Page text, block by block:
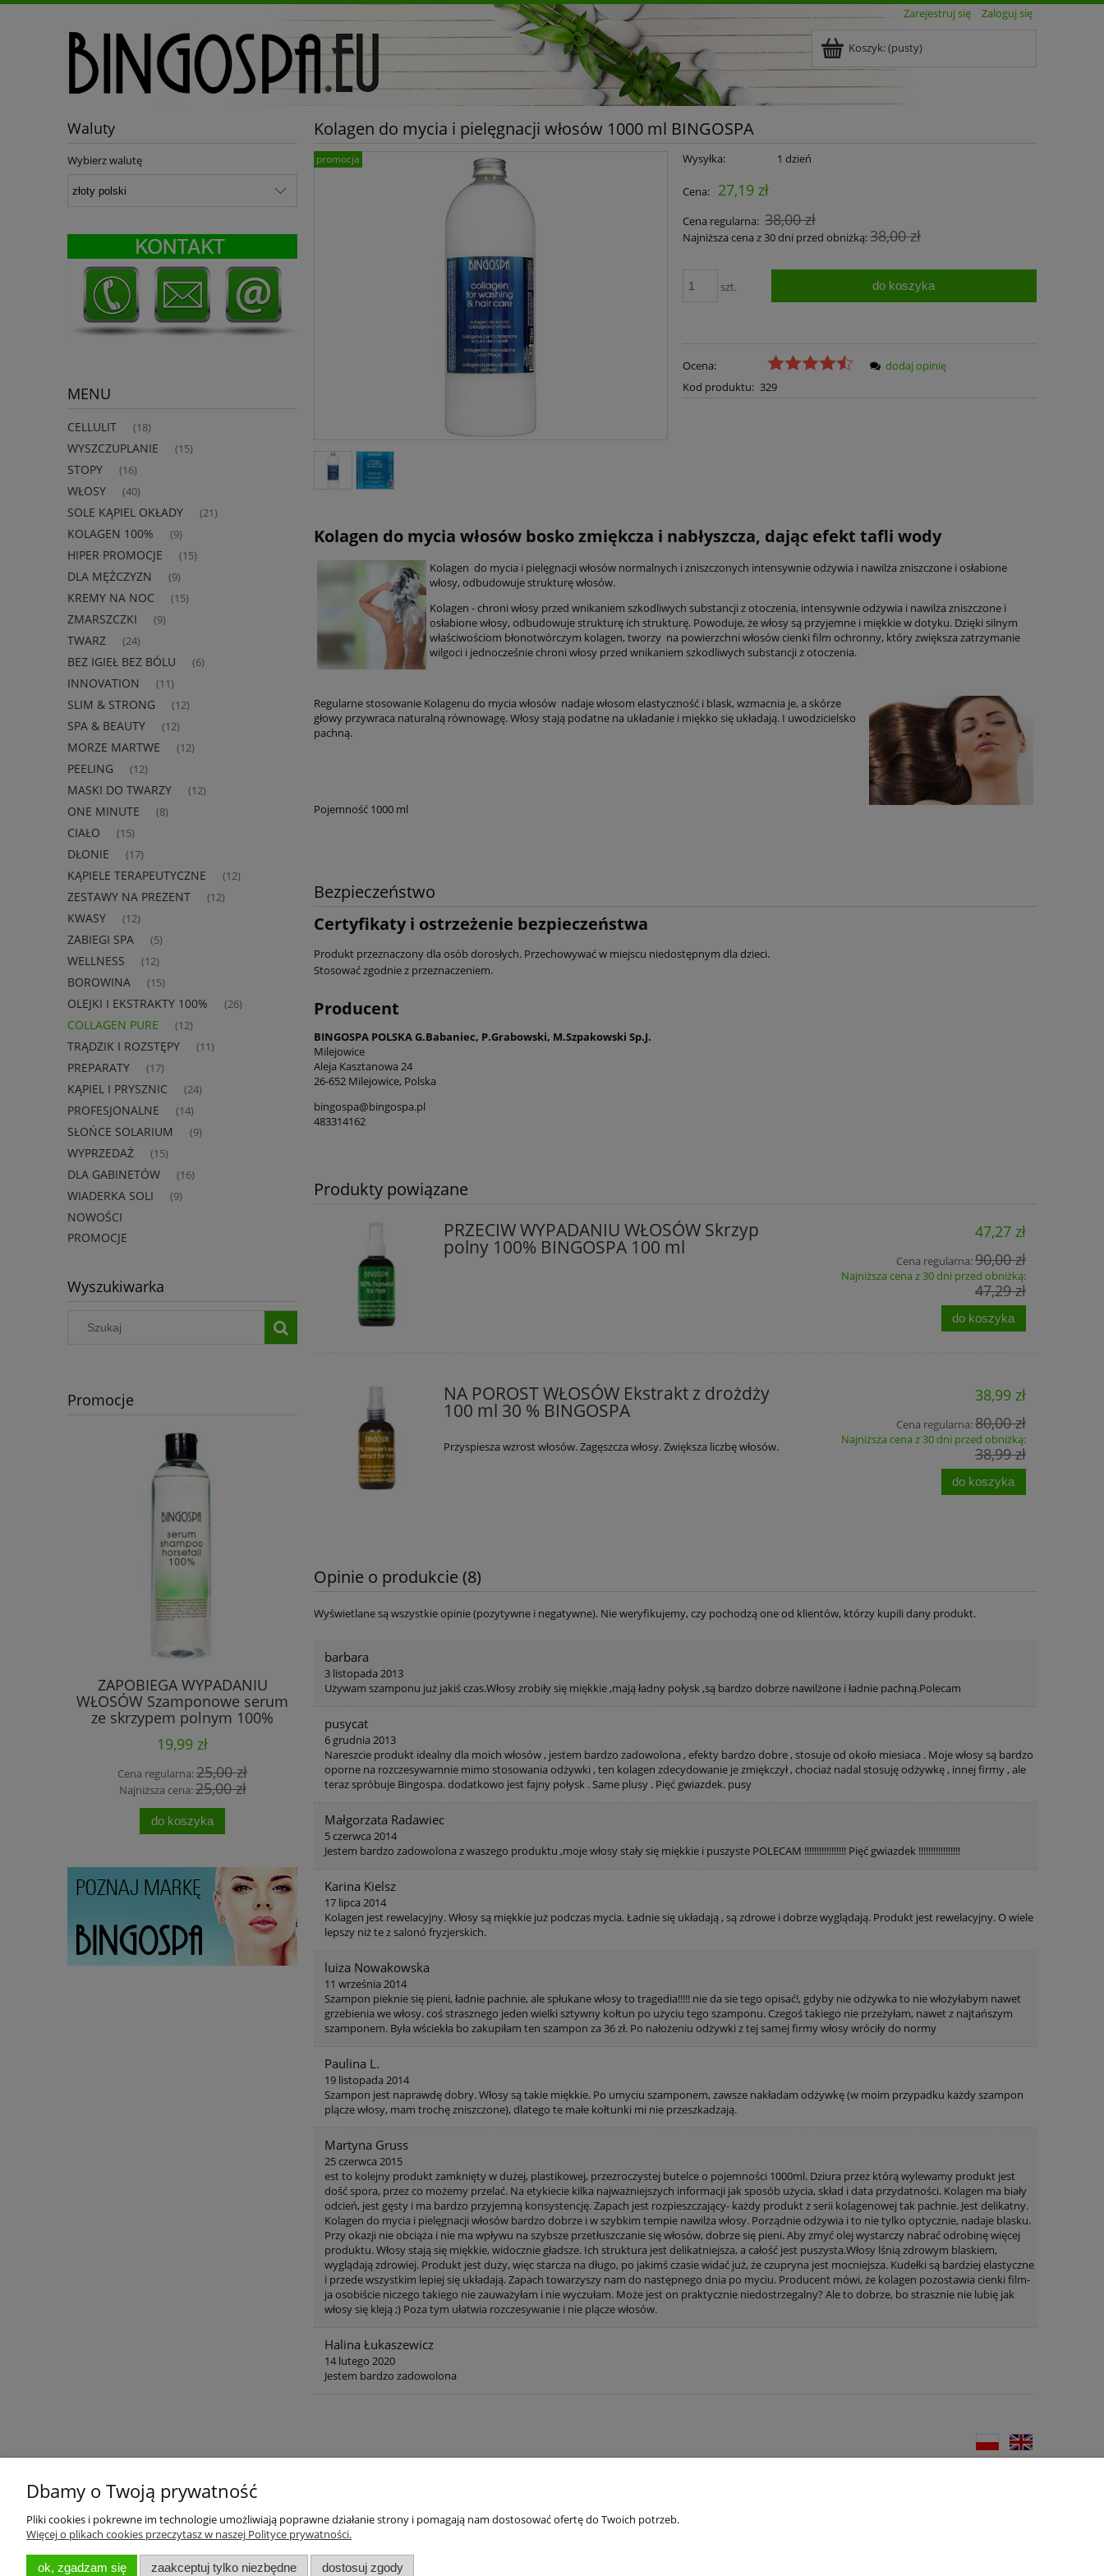
Zarejestruj się Zaloguj się
Koszyk:(pusty)
Waluty
Wybierz walutę
MENU
CELLULIT (18)
WYSZCZUPLANIE (15)
STOPY (16)
WŁOSY (40)
SOLE KĄPIEL OKŁADY (21)
KOLAGEN 100% (9)
HIPER PROMOCJE (15)
DLA MĘŻCZYZN (9)
KREMY NA NOC (15)
ZMARSZCZKI (9)
TWARZ (24)
BEZ IGIEŁ BEZ BÓLU (6)
INNOVATION (11)
SLIM & STRONG (12)
SPA & BEAUTY (12)
MORZE MARTWE (12)
PEELING (12)
MASKI DO TWARZY (12)
ONE MINUTE (8)
CIAŁO (15)
DŁONIE (17)
KĄPIELE TERAPEUTYCZNE (12)
ZESTAWY NA PREZENT (12)
KWASY (12)
ZABIEGI SPA (5)
WELLNESS (12)
BOROWINA (15)
OLEJKI I EKSTRAKTY 100% (26)
COLLAGEN PURE (12)
TRĄDZIK I ROZSTĘPY (11)
PREPARATY (17)
KĄPIEL I PRYSZNIC (24)
PROFESJONALNE (14)
SŁOŃCE SOLARIUM (9)
WYPRZEDAŻ (15)
DLA GABINETÓW (16)
WIADERKA SOLI (9)
NOWOŚCI
PROMOCJE
Wyszukiwarka
Promocje
ZAPOBIEGA WYPADANIU
WŁOSÓW Szamponowe serum
ze skrzypem polnym 100%
BINGOSPA
19,99 zł
Cena regularna:25,00 zł
Najniższa cena:25,00 zł
do koszyka
Sól do stóp ze skłonnościami do
pocenia BINGOSPA
12,99 zł
Cena regularna:14,50 zł
Najniższa cena:14,50 zł
do koszyka
"Bez igieł, bez bólu" z kwasem
hialuronowym BINGOSPA
Cena regularna:220,00 zł
Najniższa cena: 86,46 zł
wyprzedaż Bez igieł bez bólu z
kolagenem BINGOSPA
Cena regularna:124,54 zł
Kolagen do mycia i pielęgnacji włosów 1000 ml BINGOSPA
promocja Wysyłka: 1 dzień
Cena: 27,19 zł
Cena regularna: 38,00 zł
Najniższa cena z 30 dni przed obniżką:38,00 zł
szt. do koszyka
Ocena:
Kod produktu: 329
dodaj opinię
Kolagen do mycia włosów bosko zmiękcza i nabłyszcza, dając efekt tafli wody
Kolagen do mycia i pielęgnacji włosów normalnych i zniszczonych intensywnie odżywia i nawilża zniszczone i osłabione
włosy, odbudowuje strukturę włosów.
Kolagen - chroni włosy przed wnikaniem szkodliwych substancji z otoczenia, intensywnie odżywia i nawilża zniszczone i
osłabione włosy, odbudowuje strukturę ich strukturę. Powoduje, że włosy są przyjemne i miękkie w dotyku. Dzięki silnym
właściwościom błonotwórczym kolagen, tworzy na powierzchni włosów cienki film ochronny, który zwiększa zatrzymanie
wilgoci i jednocześnie chroni włosy przed wnikaniem szkodliwych substancji z otoczenia.
Regularne stosowanie Kolagenu do mycia włosów nadaje włosom elastyczność i blask, wzmacnia je, a skórze
głowy przywraca naturalną równowagę. Włosy stają podatne na układanie i miękko się układają. I uwodzicielsko
pachną.
Pojemność 1000 ml
Bezpieczeństwo
Certyfikaty i ostrzeżenie bezpieczeństwa
Produkt przeznaczony dla osób dorosłych. Przechowywać w miejscu niedostępnym dla dzieci.
Stosować zgodnie z przeznaczeniem.
Producent
BINGOSPA POLSKA G.Babaniec, P.Grabowski, M.Szpakowski Sp.J.
Milejowice
Aleja Kasztanowa 24
26-652 Milejowice, Polska
bingospa@bingospa.pl
483314162
Produkty powiązane
PRZECIW WYPADANIU WŁOSÓW Skrzyp
polny 100% BINGOSPA 100 ml
47,27 zł
Cena regularna:90,00 zł
Najniższa cena z 30 dni przed obniżką:
47,29 zł
do koszyka
NA POROST WŁOSÓW Ekstrakt z drożdży
100 ml 30 % BINGOSPA
Przyspiesza wzrost włosów. Zagęszcza włosy. Zwiększa liczbę włosów.
38,99 zł
Cena regularna:80,00 zł
Najniższa cena z 30 dni przed obniżką:
38,99 zł
do koszyka
Opinie o produkcie (8)
Wyświetlane są wszystkie opinie (pozytywne i negatywne). Nie weryfikujemy, czy pochodzą one od klientów, którzy kupili dany produkt.
barbara
3 listopada 2013
Używam szamponu już jakiś czas.Włosy zrobiły się miękkie ,mają ładny połysk ,są bardzo dobrze nawilżone i ładnie pachną.Polecam
pusycat
6 grudnia 2013
Nareszcie produkt idealny dla moich włosów , jestem bardzo zadowolona , efekty bardzo dobre , stosuje od około miesiaca . Moje włosy są bardzo
oporne na rozczesywamnie mimo stosowania odżywki , ten kolagen zdecydowanie je zmiękczył , chociaż nadal stosuję odżywkę , innej firmy , ale
teraz spróbuje Bingospa. dodatkowo jest fajny połysk . Same plusy . Pięć gwiazdek. pusy
Małgorzata Radawiec
5 czerwca 2014
Jestem bardzo zadowolona z waszego produktu ,moje włosy stały się miękkie i puszyste POLECAM !!!!!!!!!!!!!!!!! Pięć gwiazdek !!!!!!!!!!!!!!!!!
Karina Kielsz
17 lipca 2014
Kolagen jest rewelacyjny. Włosy są miękkie już podczas mycia. Ładnie się układają , są zdrowe i dobrze wyglądają. Produkt jest rewelacyjny. O wiele
lepszy niż te z salonó fryzjerskich.
luiza Nowakowska
11 września 2014
Szampon pieknie się pieni, ładnie pachnie, ale spłukane włosy to tragedia!!!!! nie da sie tego opisać!, gdyby nie odżywka to nie włożyłabym nawet
grzebienia we włosy. coś strasznego jeden wielki sztywny kołtun po użyciu tego szamponu. Czegoś takiego nie przeżyłam, nawet z najtańszym
szamponem. Była wściekła bo zakupiłam ten szampon za 36 zł. Po nałożeniu odżywki z tej samej firmy włosy wróciły do normy
Paulina L.
19 listopada 2014
Szampon jest naprawdę dobry. Włosy są takie miękkie. Po umyciu szamponem, zawsze nakładam odżywkę (w moim przypadku każdy szampon
plącze włosy, mam trochę zniszczone), dlatego te małe kołtunki mi nie przeszkadzają.
Martyna Gruss
25 czerwca 2015
est to kolejny produkt zamknięty w dużej, plastikowej, przezroczystej butelce o pojemności 1000ml. Dziura przez którą wylewamy produkt jest
dość spora, przez co możemy przelać. Na etykiecie kilka najważniejszych informacji jak sposób użycia, skład i data przydatności. Kolagen ma biały
odcień, jest gęsty i ma bardzo przyjemną konsystencję. Zapach jest rozpieszczający- każdy produkt z serii kolagenowej tak pachnie. Jest delikatny.
Kolagen do mycia i pielęgnacji włosów bardzo dobrze i w szybkim tempie nawilża włosy. Porządnie odżywia i to nie tylko optycznie, nadaje blasku.
Przy okazji nie obciąża i nie ma wpływu na szybsze przetłuszczanie się włosów, dobrze się pieni. Aby zmyć olej wystarczy nabrać odrobinę więcej
produktu. Włosy stają się miękkie, widocznie gładsze. Ich struktura jest delikatniejsza, a całość jest puszysta.Włosy lśnią zdrowym blaskiem,
wyglądają zdrowiej. Produkt jest duży, więc starcza na długo, po jakimś czasie widać już, że czupryna jest mocniejsza. Kudełki są bardziej elastyczne
i przede wszystkim lepiej się układają. Zapach towarzyszy nam do następnego dnia po myciu. Producent mówi, że kolagen pozostawia cienki film-
ja osobiście niczego takiego nie zauważyłam i nie wyczułam. Może jest on praktycznie niedostrzegalny? Ale to dobrze, bo strasznie nie lubię jak
włosy się kleją ;) Poza tym ułatwia rozczesywanie i nie plącze włosów.
Halina Łukaszewicz
14 lutego 2020
Jestem bardzo zadowolona
Pomoc
Polityka zwrotów
Koszty dostawy Moje konto
Dbamy o Twoją prywatność
Pliki cookies i pokrewne im technologie umożliwiają poprawne działanie strony i pomagają nam dostosować ofertę do Twoich potrzeb.
Więcej o plikach cookies przeczytasz w naszej Polityce prywatności.
ok, zgadzam się zaakceptuj tylko niezbędne dostosuj zgody